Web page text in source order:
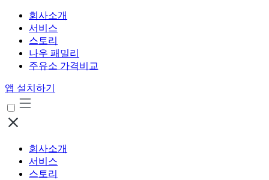
회사소개
서비스
스토리
나우 패밀리
주유소 가격비교
앱 설치하기
회사소개
서비스
스토리